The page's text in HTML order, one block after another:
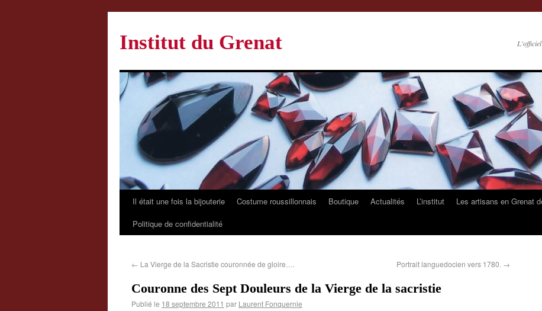
Institut du Grenat
Il était une fois la bijouterie Costume roussillonnais Boutique Actualités L’institut Les artisans en Grenat
Politique de confidentialité
← La Vierge de la Sacristie couronnée de gloire…. Portrait languedocien vers 1780. →
Couronne des Sept Douleurs de la Vierge de la sacristie
Publié le 18 septembre 2011 par Laurent Fonquernie